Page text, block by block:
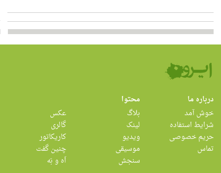
درباره ما
خوش آمد
شرایط استفاده
حریم خصوصی
تماس
محتوا
بلاگ
لینک
ویدیو
موسیقی
سنجش
عکس
گالری
کاریکاتور
چنین گفت
اَه و بَه